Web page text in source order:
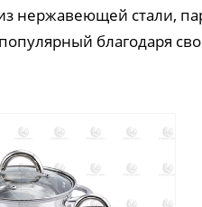
нержавеющей стали,
благодаря